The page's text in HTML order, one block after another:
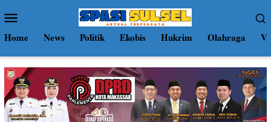
ke
kontenMobile
Home News Politik Ekobis Hukrim Olahraga